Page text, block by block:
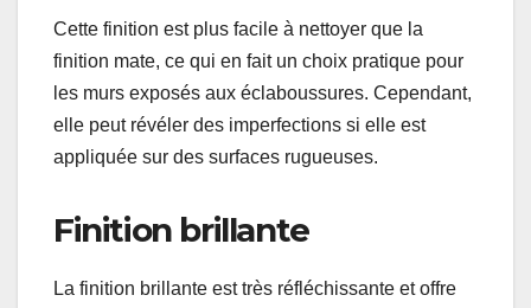
Cette finition est plus facile à nettoyer que la
finition mate, ce qui en fait un choix pratique pour
les murs exposés aux éclaboussures. Cependant,
elle peut révéler des imperfections si elle est
appliquée sur des surfaces rugueuses.
Finition brillante
La finition brillante est très réfléchissante et offre